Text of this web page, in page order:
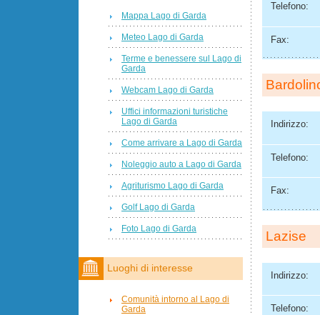
Telefono:
Fax:
Indirizzo:
Telefono:
Fax:
Lazise
Indirizzo:
Telefono:
Mappa Lago di Garda
Meteo Lago di Garda
Terme e benessere sul Lago di
Garda
Webcam Lago di Garda
Uffici informazioni turistiche
Lago di Garda
Come arrivare a Lago di Garda
Noleggio auto a Lago di Garda
Agriturismo Lago di Garda
Golf Lago di Garda
Foto Lago di Garda
Luoghi di interesse
Comunità intorno al Lago di
Garda